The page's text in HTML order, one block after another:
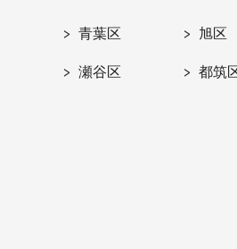
青葉区 旭区
瀬谷区 都筑